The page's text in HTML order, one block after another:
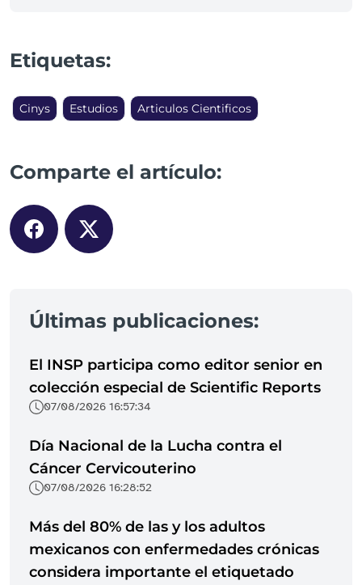
Etiquetas:
Cinys Estudios Articulos Cientificos
Comparte el artículo:
Últimas publicaciones:
El INSP participa como editor senior en
colección especial de Scientific Reports
07/08/2026 16:57:34
Día Nacional de la Lucha contra el
Cáncer Cervicouterino
07/08/2026 16:28:52
Más del 80% de las y los adultos
mexicanos con enfermedades crónicas
considera importante el etiquetado